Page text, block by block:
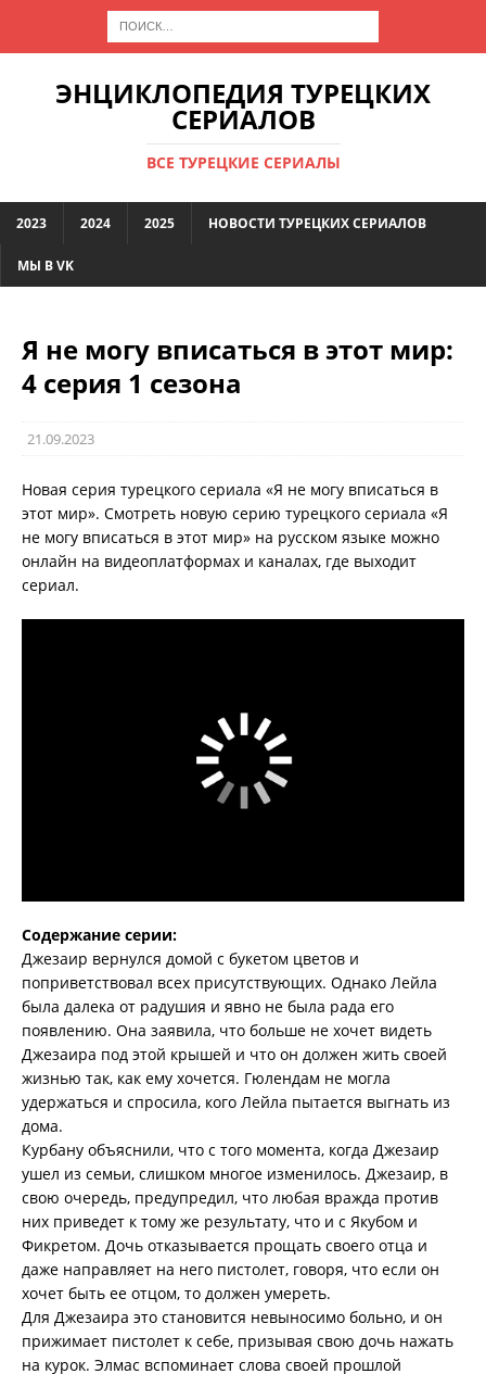
ЭНЦИКЛОПЕДИЯ ТУРЕЦКИХ
СЕРИАЛОВ
ВСЕ ТУРЕЦКИЕ СЕРИАЛЫ
2023 2024 2025 НОВОСТИ ТУРЕЦКИХ СЕРИАЛОВ
МЫ В VK
Я не могу вписаться в этот мир:
4 серия 1 сезона
21.09.2023
Новая серия турецкого сериала «Я не могу вписаться в
этот мир». Смотреть новую серию турецкого сериала «Я
не могу вписаться в этот мир» на русском языке можно
онлайн на видеоплатформах и каналах, где выходит
сериал.
Содержание серии:
Джезаир вернулся домой с букетом цветов и
поприветствовал всех присутствующих. Однако Лейла
была далека от радушия и явно не была рада его
появлению. Она заявила, что больше не хочет видеть
Джезаира под этой крышей и что он должен жить своей
жизнью так, как ему хочется. Гюлендам не могла
удержаться и спросила, кого Лейла пытается выгнать из
дома.
Курбану объяснили, что с того момента, когда Джезаир
ушел из семьи, слишком многое изменилось. Джезаир, в
свою очередь, предупредил, что любая вражда против
них приведет к тому же результату, что и с Якубом и
Фикретом. Дочь отказывается прощать своего отца и
даже направляет на него пистолет, говоря, что если он
хочет быть ее отцом, то должен умереть.
Для Джезаира это становится невыносимо больно, и он
прижимает пистолет к себе, призывая свою дочь нажать
на курок. Элмас вспоминает слова своей прошлой